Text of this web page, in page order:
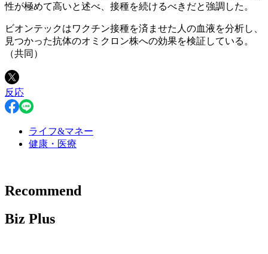
性が極めて高いと述べ、接種を続けるべきだと強調した。
ビオンテックはワクチン接種を済ませた人の血液を分析し、
見つかった抗体のオミクロン株への効果を検証している。
（共同）
反応
ライフ&マネー
健康・医療
Recommend
Biz Plus